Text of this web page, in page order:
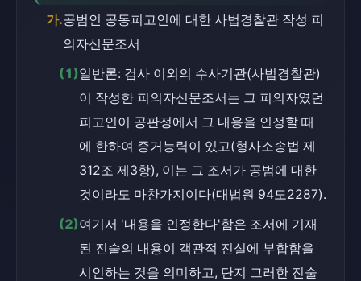
가.공범인 공동피고인에 대한 사법경찰관 작성 피
의자신문조서
(1)일반론: 검사 이외의 수사기관(사법경찰관)
이 작성한 피의자신문조서는 그 피의자였던
피고인이 공판정에서 그 내용을 인정할 때
에 한하여 증거능력이 있고(형사소송법 제
312조 제3항), 이는 그 조서가 공범에 대한
것이라도 마찬가지이다(대법원 94도2287).
(2)여기서 '내용을 인정한다'함은 조서에 기재
된 진술의 내용이 객관적 진실에 부합함을
시인하는 것을 의미하고, 단지 그러한 진술